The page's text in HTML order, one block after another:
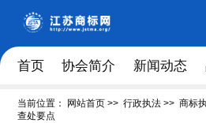
首页 协会简介 新闻动态
当前位置： 网站首页>> 行政执法>> 商标
查处要点